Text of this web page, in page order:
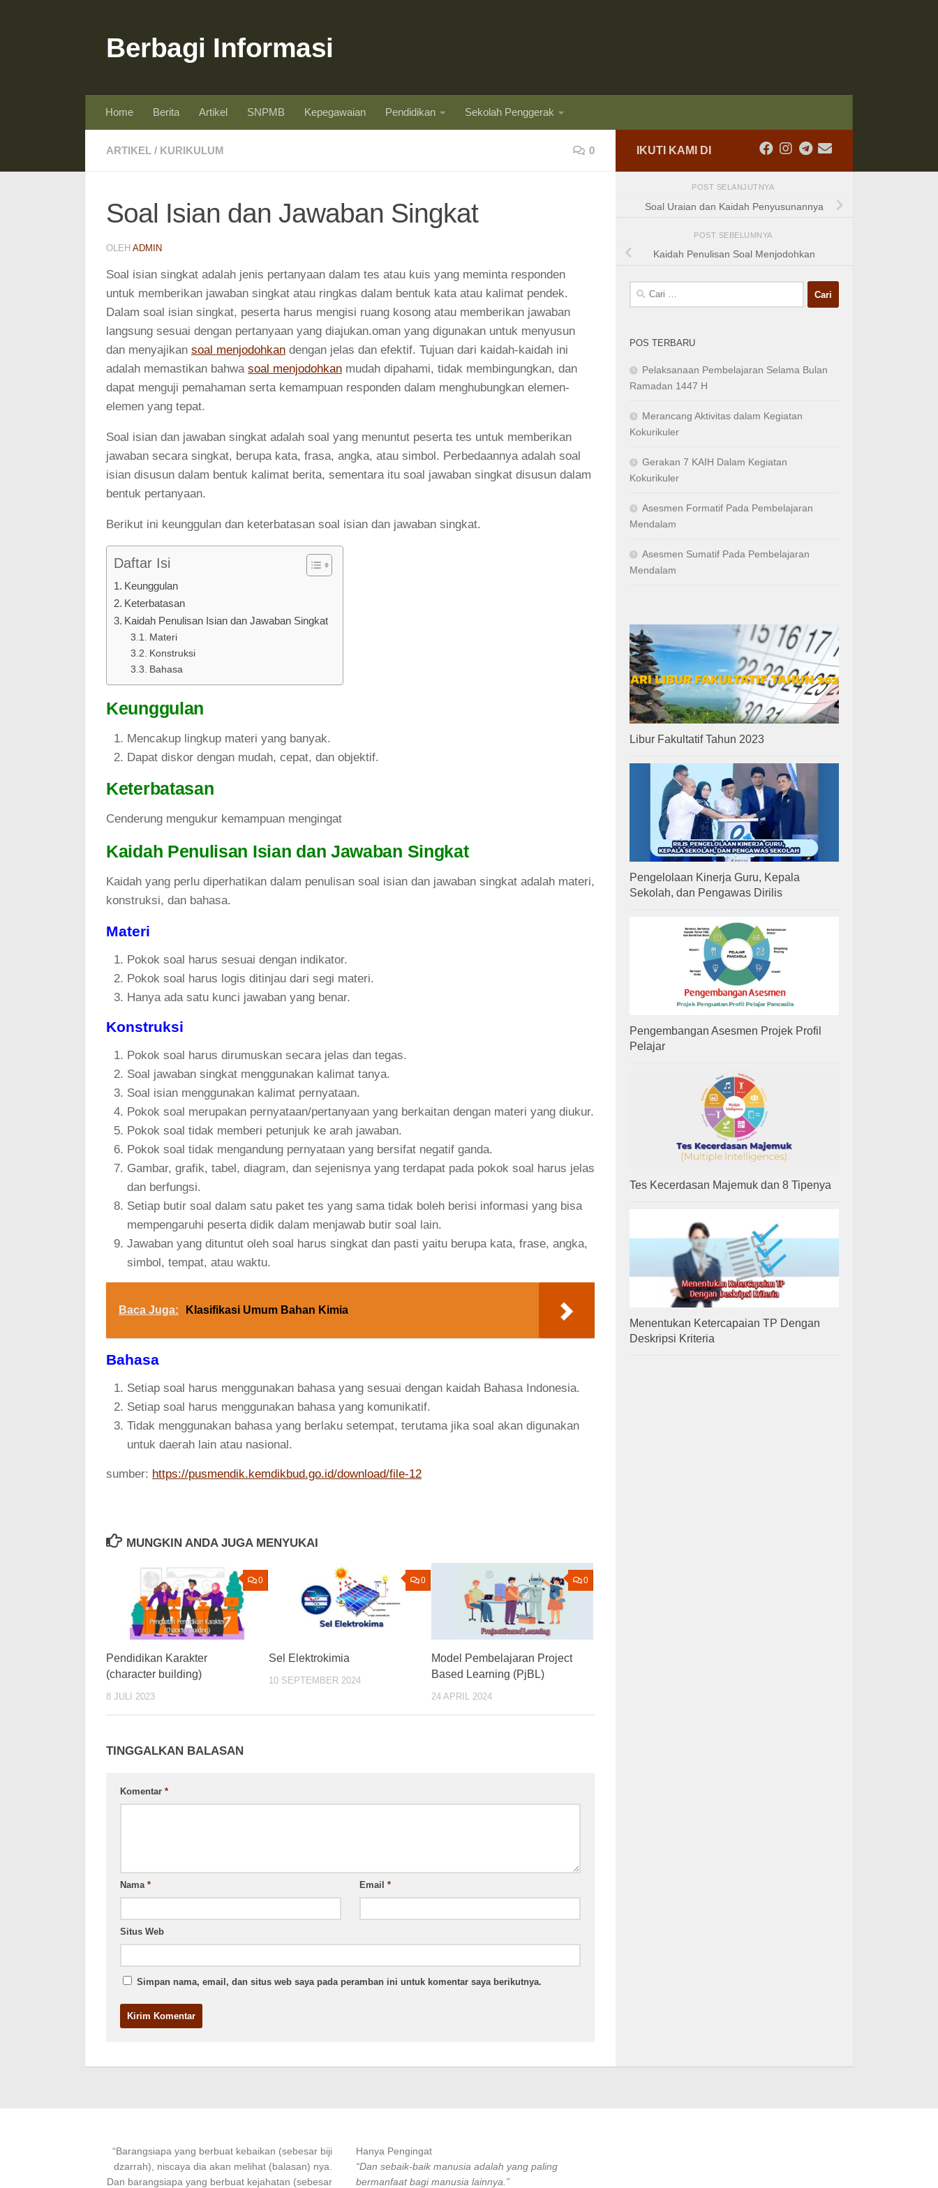
Berbagi Informasi
Home Berita Artikel SNPMB Kepegawaian Pendidikan Sekolah Penggerak
ARTIKEL / KURIKULUM 0
Soal Isian dan Jawaban Singkat
OLEH ADMIN
Soal isian singkat adalah jenis pertanyaan dalam tes atau kuis yang meminta responden
untuk memberikan jawaban singkat atau ringkas dalam bentuk kata atau kalimat pendek.
Dalam soal isian singkat, peserta harus mengisi ruang kosong atau memberikan jawaban
langsung sesuai dengan pertanyaan yang diajukan.oman yang digunakan untuk menyusun
dan menyajikan soal menjodohkan dengan jelas dan efektif. Tujuan dari kaidah-kaidah ini
adalah memastikan bahwa soal menjodohkan mudah dipahami, tidak membingungkan, dan
dapat menguji pemahaman serta kemampuan responden dalam menghubungkan elemen-
elemen yang tepat.
Soal isian dan jawaban singkat adalah soal yang menuntut peserta tes untuk memberikan
jawaban secara singkat, berupa kata, frasa, angka, atau simbol. Perbedaannya adalah soal
isian disusun dalam bentuk kalimat berita, sementara itu soal jawaban singkat disusun dalam
bentuk pertanyaan.
Berikut ini keunggulan dan keterbatasan soal isian dan jawaban singkat.
Daftar Isi
Keunggulan
Keterbatasan
Kaidah Penulisan Isian dan Jawaban Singkat
Materi
Konstruksi
Bahasa
Keunggulan
Mencakup lingkup materi yang banyak.
Dapat diskor dengan mudah, cepat, dan objektif.
Keterbatasan
Cenderung mengukur kemampuan mengingat
Kaidah Penulisan Isian dan Jawaban Singkat
Kaidah yang perlu diperhatikan dalam penulisan soal isian dan jawaban singkat adalah materi,
konstruksi, dan bahasa.
Materi
Pokok soal harus sesuai dengan indikator.
Pokok soal harus logis ditinjau dari segi materi.
Hanya ada satu kunci jawaban yang benar.
Konstruksi
Pokok soal harus dirumuskan secara jelas dan tegas.
Soal jawaban singkat menggunakan kalimat tanya.
Soal isian menggunakan kalimat pernyataan.
Pokok soal merupakan pernyataan/pertanyaan yang berkaitan dengan materi yang diukur.
Pokok soal tidak memberi petunjuk ke arah jawaban.
Pokok soal tidak mengandung pernyataan yang bersifat negatif ganda.
Gambar, grafik, tabel, diagram, dan sejenisnya yang terdapat pada pokok soal harus jelas
dan berfungsi.
Setiap butir soal dalam satu paket tes yang sama tidak boleh berisi informasi yang bisa
mempengaruhi peserta didik dalam menjawab butir soal lain.
Jawaban yang dituntut oleh soal harus singkat dan pasti yaitu berupa kata, frase, angka,
simbol, tempat, atau waktu.
Baca Juga: Klasifikasi Umum Bahan Kimia
Bahasa
Setiap soal harus menggunakan bahasa yang sesuai dengan kaidah Bahasa Indonesia.
Setiap soal harus menggunakan bahasa yang komunikatif.
Tidak menggunakan bahasa yang berlaku setempat, terutama jika soal akan digunakan
untuk daerah lain atau nasional.
sumber: https://pusmendik.kemdikbud.go.id/download/file-12
MUNGKIN ANDA JUGA MENYUKAI
0
Pendidikan Karakter
(character building)
8 JULI 2023
0
Sel Elektrokimia
10 SEPTEMBER 2024
0
Model Pembelajaran Project
Based Learning (PjBL)
24 APRIL 2024
TINGGALKAN BALASAN
Komentar *
Nama * Email*
Situs Web
Simpan nama, email, dan situs web saya pada peramban ini untuk komentar saya berikutnya.
IKUTI KAMI DI
POST SELANJUTNYA
Soal Uraian dan Kaidah Penyusunannya
POST SEBELUMNYA
Kaidah Penulisan Soal Menjodohkan
Cari
POS TERBARU
Pelaksanaan Pembelajaran Selama Bulan
Ramadan 1447 H
Merancang Aktivitas dalam Kegiatan
Kokurikuler
Gerakan 7 KAIH Dalam Kegiatan
Kokurikuler
Asesmen Formatif Pada Pembelajaran
Mendalam
Asesmen Sumatif Pada Pembelajaran
Mendalam
Libur Fakultatif Tahun 2023
Pengelolaan Kinerja Guru, Kepala
Sekolah, dan Pengawas Dirilis
Pengembangan Asesmen Projek Profil
Pelajar
Tes Kecerdasan Majemuk dan 8 Tipenya
Menentukan Ketercapaian TP Dengan
Deskripsi Kriteria
“Barangsiapa yang berbuat kebaikan (sebesar biji
dzarrah), niscaya dia akan melihat (balasan) nya.
Dan barangsiapa yang berbuat kejahatan (sebesar
Hanya Pengingat
“Dan sebaik-baik manusia adalah yang paling
bermanfaat bagi manusia lainnya.”